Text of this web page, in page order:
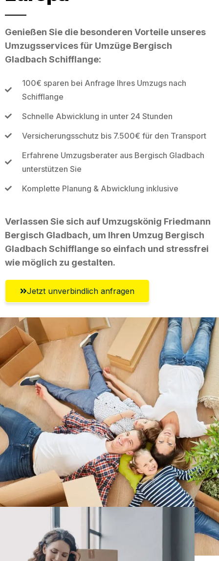
Genießen Sie die besonderen Vorteile unseres
Umzugsservices für Umzüge Bergisch
Gladbach Schifflange:
100€ sparen bei Anfrage Ihres Umzugs nach
Schifflange
Schnelle Abwicklung in unter 24 Stunden
Versicherungsschutz bis 7.500€ für den Transport
Erfahrene Umzugsberater aus Bergisch Gladbach
unterstützen Sie
Komplette Planung & Abwicklung inklusive
Verlassen Sie sich auf Umzugskönig Friedmann
Bergisch Gladbach, um Ihren Umzug Bergisch
Gladbach Schifflange so einfach und stressfrei
wie möglich zu gestalten.
Jetzt unverbindlich anfragen